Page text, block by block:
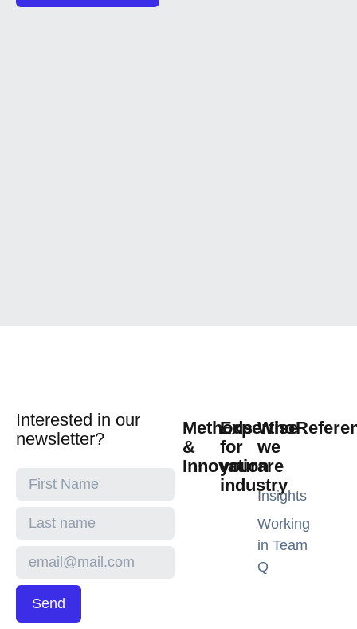
Interested in our
newsletter?
Send
Methods
&
Innovation
Expertise
for
your
industry
Who
we
are
Insights
Working
in Team
Q